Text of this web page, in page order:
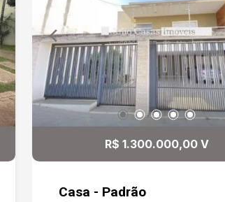
R$ 1.300.000,00 V
Casa - Padrão